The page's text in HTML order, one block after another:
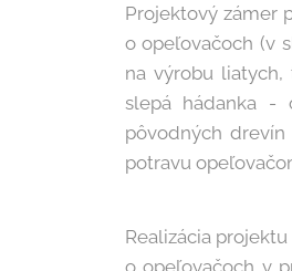
Projektový zámer
o opeľovačoch (v
na výrobu
slepá hádanka -
pôvodných
potravu
Realizácia
o opeľovačoch v